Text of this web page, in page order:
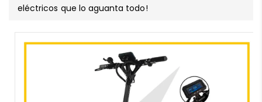
eléctricos que lo aguanta todo!
A La